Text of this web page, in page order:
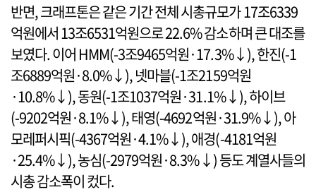
반면, 크래프톤은 같은 기간 전체 시총규모가 17조6339
억원에서 13조6531억원으로 22.6% 감소하며 큰 대조를
보였다. 이어 HMM(-3조9465억원·17.3%↓), 한진(-1
조6889억원·8.0%↓), 넷마블(-1조2159억원
·10.8%↓), 동원(-1조1037억원·31.1%↓), 하이브
(-9202억원·8.1%↓), 태영(-4692억원·31.9%↓), 아
모레퍼시픽(-4367억원·4.1%↓), 애경(-4181억원
·25.4%↓), 농심(-2979억원·8.3%↓) 등도 계열사들의
시총 감소폭이 컸다.